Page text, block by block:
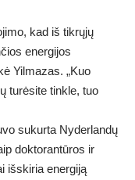
kad iš tikrųjų
energijos
Yilmazas. „Kuo
turėsite tinkle, tuo
sukurta Nyderlandų
doktorantūros ir
išskiria energiją